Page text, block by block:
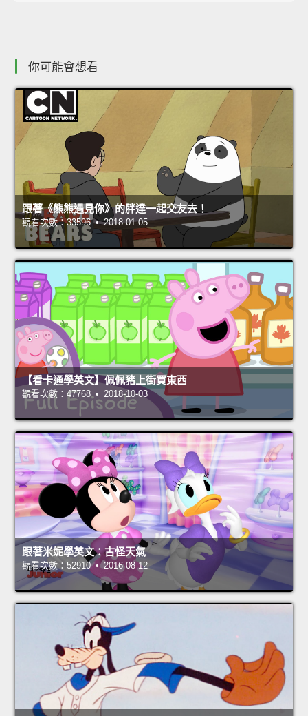
你可能會想看
跟著《熊熊遇見你》的胖達一起交友去！
觀看次數：33596 • 2018-01-05
【看卡通學英文】佩佩豬上街買東西
觀看次數：47768 • 2018-10-03
跟著米妮學英文：古怪天氣
觀看次數：52910 • 2016-08-12